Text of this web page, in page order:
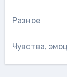
Разное
Чувства,